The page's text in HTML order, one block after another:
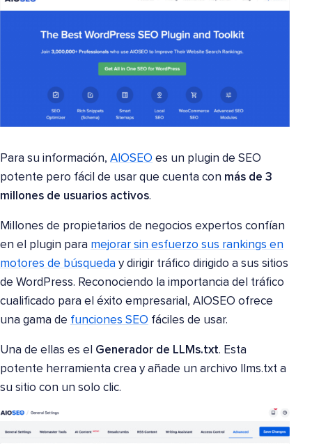
Para su información, AIOSEO es un plugin de SEO
potente pero fácil de usar que cuenta con más de 3
millones de usuarios activos.
Millones de propietarios de negocios expertos confían
en el plugin para mejorar sin esfuerzo sus rankings en
motores de búsqueda y dirigir tráfico dirigido a sus sitios
de WordPress. Reconociendo la importancia del tráfico
cualificado para el éxito empresarial, AIOSEO ofrece
una gama de funciones SEO fáciles de usar.
Una de ellas es el Generador de LLMs.txt. Esta
potente herramienta crea y añade un archivo llms.txt a
su sitio con un solo clic.